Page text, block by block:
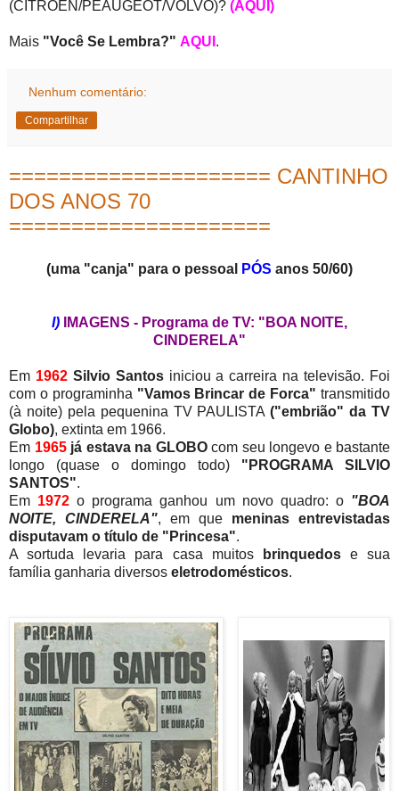
(CITROEN/PEAUGEOT/VOLVO)? (AQUI)
Mais "Você Se Lembra?" AQUI .
Nenhum comentário:
Compartilhar
===================== CANTINHO
DOS ANOS 70
=====================
(uma "canja" para o pessoal PÓS anos 50/60)
I)
IMAGENS - Programa de TV: "BOA NOITE,
CINDERELA"
Em 1962 Silvio Santosiniciou a carreira na televisão. Foi
com o programinha "Vamos Brincar de Forca" transmitido
(à noite) pela pequenina TV PAULISTA("embrião" da TV
Globo), extinta em 1966.
Em 1965 já estava na GLOBOcom seu longevo e bastante
longo (quase o domingo todo) "PROGRAMA SILVIO
SANTOS".
Em 1972 o programa ganhou um novo quadro: o "BOA
NOITE, CINDERELA", em que meninas entrevistadas
disputavam o título de "Princesa".
A sortuda levaria para casa muitos
brinquedose sua
família ganharia diversos eletrodomésticos.